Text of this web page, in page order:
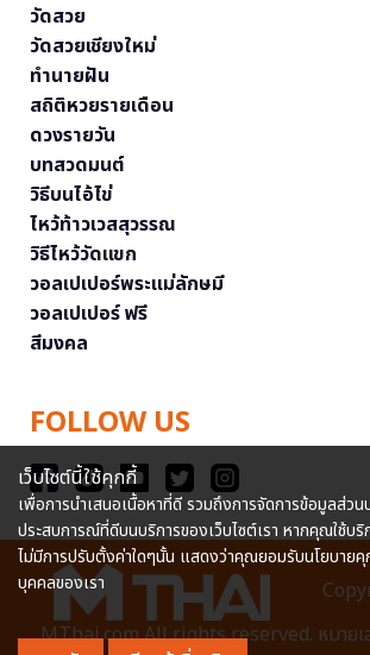
วัดสวย
วัดสวยเชียงใหม่
ทำนายฝัน
สถิติหวยรายเดือน
ดวงรายวัน
บทสวดมนต์
วิธีบนไอ้ไข่
ไหว้ท้าวเวสสุวรรณ
วิธีไหว้วัดแขก
วอลเปเปอร์พระแม่ลักษมี
วอลเปเปอร์ ฟรี
สีมงคล
FOLLOW US
MThai.com All rights reserved. หมายเ
เว็บไซต์นี้ใช้คุกกี้
เพื่อการนำเสนอเนื้อหาที่ดี รวมถึงการจัดการข้อมูลส่ว
ประสบการณ์ที่ดีบนบริการของเว็บไซต์เรา หากคุณใช้บริ
ไม่มีการปรับตั้งค่าใดๆนั้น แสดงว่าคุณยอมรับนโยบายคุ
บุคคลของเรา